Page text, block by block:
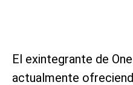
El exintegrante de
actualmente